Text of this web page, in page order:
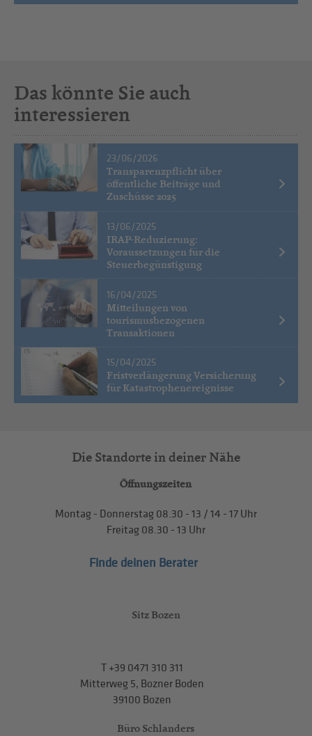
Das könnte Sie auch
interessieren
23/06/2026
Transparenzpflicht über
öffentliche Beiträge und
Zuschüsse 2025
13/06/2025
IRAP-Reduzierung:
Voraussetzungen für die
Steuerbegünstigung
16/04/2025
Mitteilungen von
tourismusbezogenen
Transaktionen
15/04/2025
Fristverlängerung Versicherung
für Katastrophenereignisse
Die Standorte in deiner Nähe
Öffnungszeiten
Montag - Donnerstag 08.30 - 13 / 14 - 17 Uhr
Freitag 08.30 - 13 Uhr
Finde deinen Berater
Sitz Bozen
T+39 0471 310 311
Mitterweg 5, Bozner Boden
39100 Bozen
Büro Schlanders